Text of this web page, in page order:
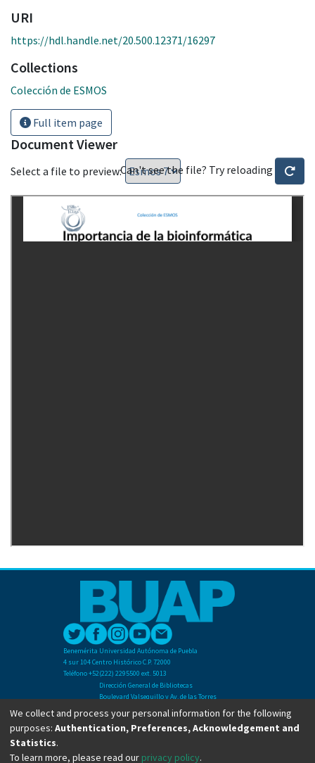
URI
https://hdl.handle.net/20.500.12371/16297
Collections
Colección de ESMOS
Full item page
Document Viewer
Select a file to preview:Can't see the file? Try reloading
Benemérita Universidad Autónoma de Puebla
4 sur 104 Centro Histórico C.P. 72000
Teléfono +52(222) 2295500 ext. 5013
Dirección General de Bibliotecas
Boulevard Valsequillo y Av. de las Torres
Ciudad Universitaria. Col. San Manuel
C.P. 72570
Teléfono +52 (222) 2295500 Ext 2901
We collect and process your personal information for the following
purposes: Authentication, Preferences, Acknowledgement and
Statistics.
To learn more, please read our privacy policy.